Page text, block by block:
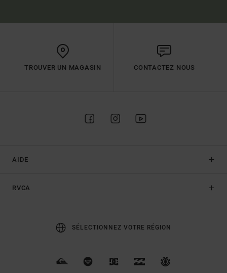
TROUVER UN MAGASIN CONTACTEZ NOUS
AIDE
RVCA
SÉLECTIONNEZ VOTRE RÉGION